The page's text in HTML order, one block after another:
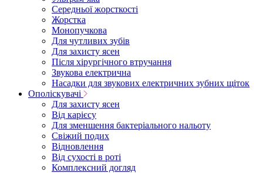
Середньої жорсткості
Жорстка
Монопучкова
Для чутливих зубів
Для захисту ясен
Після хірургічного втручання
Звукова електрична
Насадки для звукових електричних зубних щіток
Ополіскувачі
Для захисту ясен
Від карієсу
Для зменшення бактеріального нальоту
Свіжий подих
Відновлення
Від сухості в роті
Комплексний догляд